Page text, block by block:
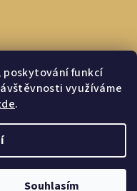
poskytování funkcí
využíváme
.
Souhlasím